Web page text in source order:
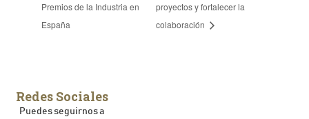
Premios de la Industria en
España
proyectos y fortalecer la
colaboración
Redes Sociales
Puedes seguirnos a